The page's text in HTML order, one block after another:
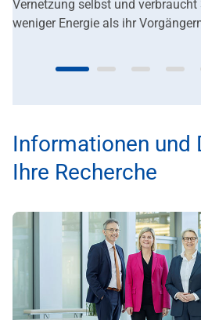
Vernetzung selbst und verbraucht
weniger Energie als ihr
Informationen und
Ihre Recherche